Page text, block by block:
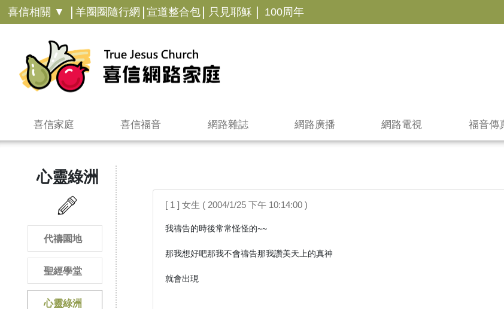
喜信相關 ▼ | 羊圈圈隨行網 | 宣道整合包 | 只見耶穌 | 100周年
喜信家庭 喜信福音 網路雜誌 網路廣播 網路電視 福音傳
心靈綠洲
代禱園地
聖經學堂
心靈綠洲
[ 1 ] 女生 ( 2004/1/25 下午 10:14:00 )
我禱告的時後常常怪怪的~~
那我想好吧那我不會禱告那我讚美天上的真神
就會出現